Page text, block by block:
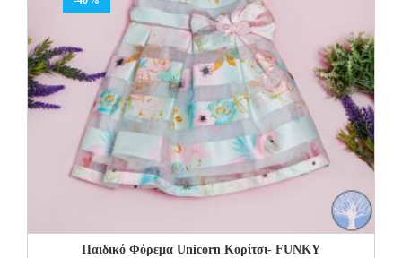
Παιδικό Φόρεμα Unicorn Κορίτσι- FUNKY